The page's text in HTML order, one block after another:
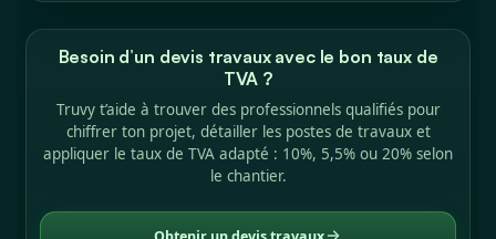
Besoin d’un devis travaux avec le bon taux de
TVA ?
Truvy t’aide à trouver des professionnels qualifiés pour
chiffrer ton projet, détailler les postes de travaux et
appliquer le taux de TVA adapté : 10%, 5,5% ou 20% selon
le chantier.